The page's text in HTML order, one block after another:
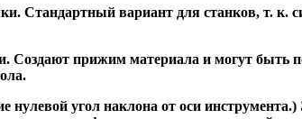
Стандартный вариант для станков, т. к.
прижим материала и могут быть
угол наклона от оси инструмента.)